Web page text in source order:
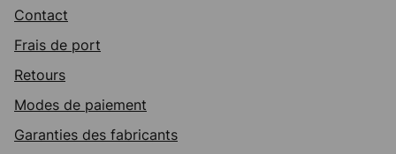
Contact
Frais de port
Retours
Modes de paiement
Garanties des fabricants